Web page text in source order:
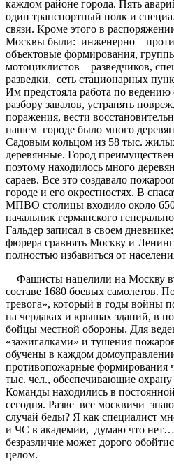
каждом районе города. Пять
один транспортный полк и
связи. Кроме этого в
Москвы были: инженерно –
объектовые формирования,
мотоциклистов – разведчиков,
разведки, сеть стационарных
Им предстояла работа по ведению
разбору завалов, устранять
поражения, вести
нашем городе было много
Садовым кольцом из 58 тыс.
деревянные. Город
поэтому находилось много
сараев. Все это создавало
городе и его окрестностях. В
МПВО столицы входило около
начальник германского
Гальдер записал в своем
фюрера сравнять Москву и
полностью избавиться от
Фашисты нацелили на Москву
составе 1680 боевых самолетов.
тревога», который в годы войны
на чердаках и крышах зданий, в
бойцы местной обороны. Для
«зажигалками» и тушения
обучены в каждом
противопожарные формирования
тыс. чел., обеспечивающие охрану
Команды находились в
сегодня. Разве все москвичи
случай беды? Я как специалист
и ЧС в академии, думаю что
безразличие может дорого
целом.